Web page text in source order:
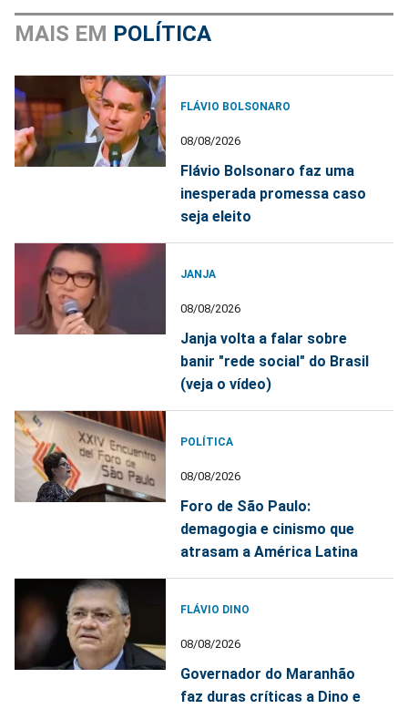
MAIS EM POLÍTICA
FLÁVIO BOLSONARO
08/08/2026
Flávio Bolsonaro faz uma
inesperada promessa caso
seja eleito
JANJA
08/08/2026
Janja volta a falar sobre
banir "rede social" do Brasil
(veja o vídeo)
POLÍTICA
08/08/2026
Foro de São Paulo:
demagogia e cinismo que
atrasam a América Latina
FLÁVIO DINO
08/08/2026
Governador do Maranhão
faz duras críticas a Dino e